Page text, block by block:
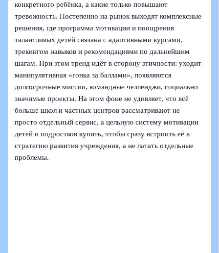
конкретного ребёнка, а какие только повышают
тревожность. Постепенно на рынок выходят комплексные
решения, где программа мотивации и поощрения
талантливых детей связана с адаптивными курсами,
трекингом навыков и рекомендациями по дальнейшим
шагам. При этом тренд идёт в сторону этичности: уходит
манипулятивная «гонка за баллами», появляются
долгосрочные миссии, командные челленджи, социально
значимые проекты. На этом фоне не удивляет, что всё
больше школ и частных центров рассматривают не
просто отдельный сервис, а цельную систему мотивации
детей и подростков купить, чтобы сразу встроить её в
стратегию развития учреждения, а не латать отдельные
проблемы.